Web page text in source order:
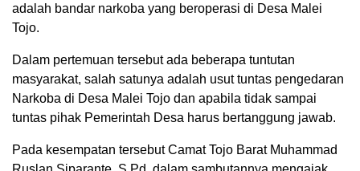
adalah bandar narkoba yang beroperasi di Desa Malei
Tojo.
Dalam pertemuan tersebut ada beberapa tuntutan
masyarakat, salah satunya adalah usut tuntas pengedaran
Narkoba di Desa Malei Tojo dan apabila tidak sampai
tuntas pihak Pemerintah Desa harus bertanggung jawab.
Pada kesempatan tersebut Camat Tojo Barat Muhammad